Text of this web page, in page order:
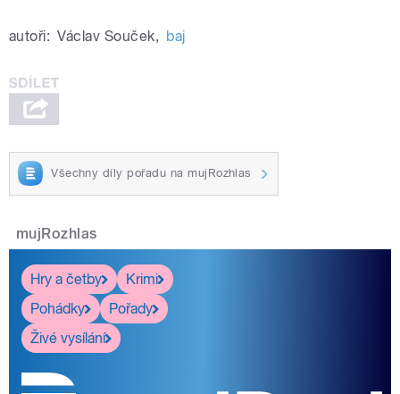
autoři: Václav Souček, baj
Všechny díly pořadu na mujRozhlas
mujRozhlas
Hry a četby
Krimi
Pohádky
Pořady
Živé vysílání